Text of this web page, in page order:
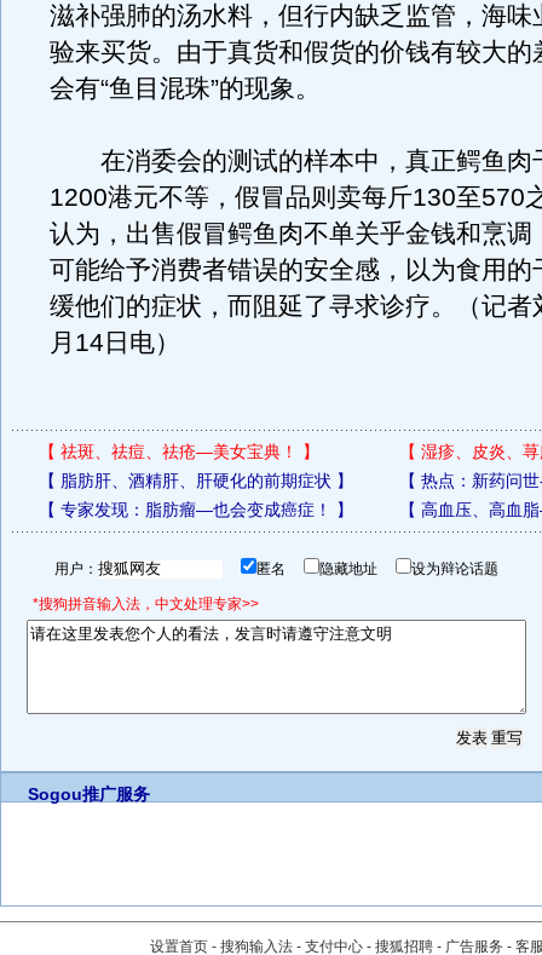
滋补强肺的汤水料，但行内缺乏监管，海味
验来买货。由于真货和假货的价钱有较大的
会有“鱼目混珠”的现象。
在消委会的测试的样本中，真正鳄鱼肉
1200港元不等，假冒品则卖每斤130至570
认为，出售假冒鳄鱼肉不单关乎金钱和烹调
可能给予消费者错误的安全感，以为食用的
缓他们的症状，而阻延了寻求诊疗。（记者
月14日电）
【 祛斑、祛痘、祛疮—美女宝典！ 】 【 湿疹、皮炎、
【 脂肪肝、酒精肝、肝硬化的前期症状 】 【 热点：新药问
【 专家发现：脂肪瘤—也会变成癌症！ 】 【 高血压、高血
用户： 匿名 隐藏地址 设为辩论话题
*搜狗拼音输入法，中文处理专家>>
Sogou推广服务
设置首页 - 搜狗输入法 - 支付中心 - 搜狐招聘 - 广告服务 - 客